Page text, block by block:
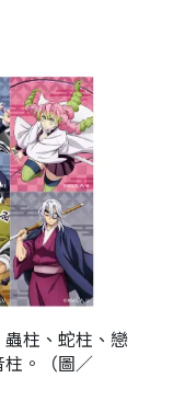
柱、蛇柱、戀
。（圖／